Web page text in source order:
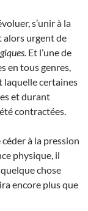
s’unir à la
alors urgent de
Et l’une de
en tous genres,
laquelle certaines
et durant
contractées.
à la pression
physique, il
chose
encore plus que